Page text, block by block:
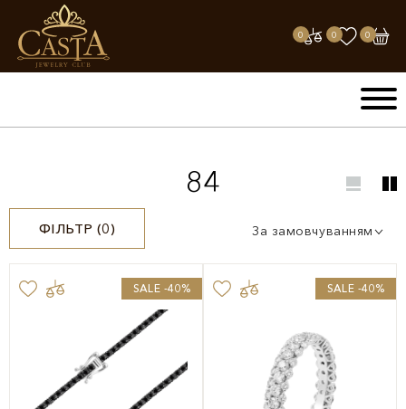
0 0 0
84
ФІЛЬТР (0) За замовчуванням
SALE -40% SALE -40%